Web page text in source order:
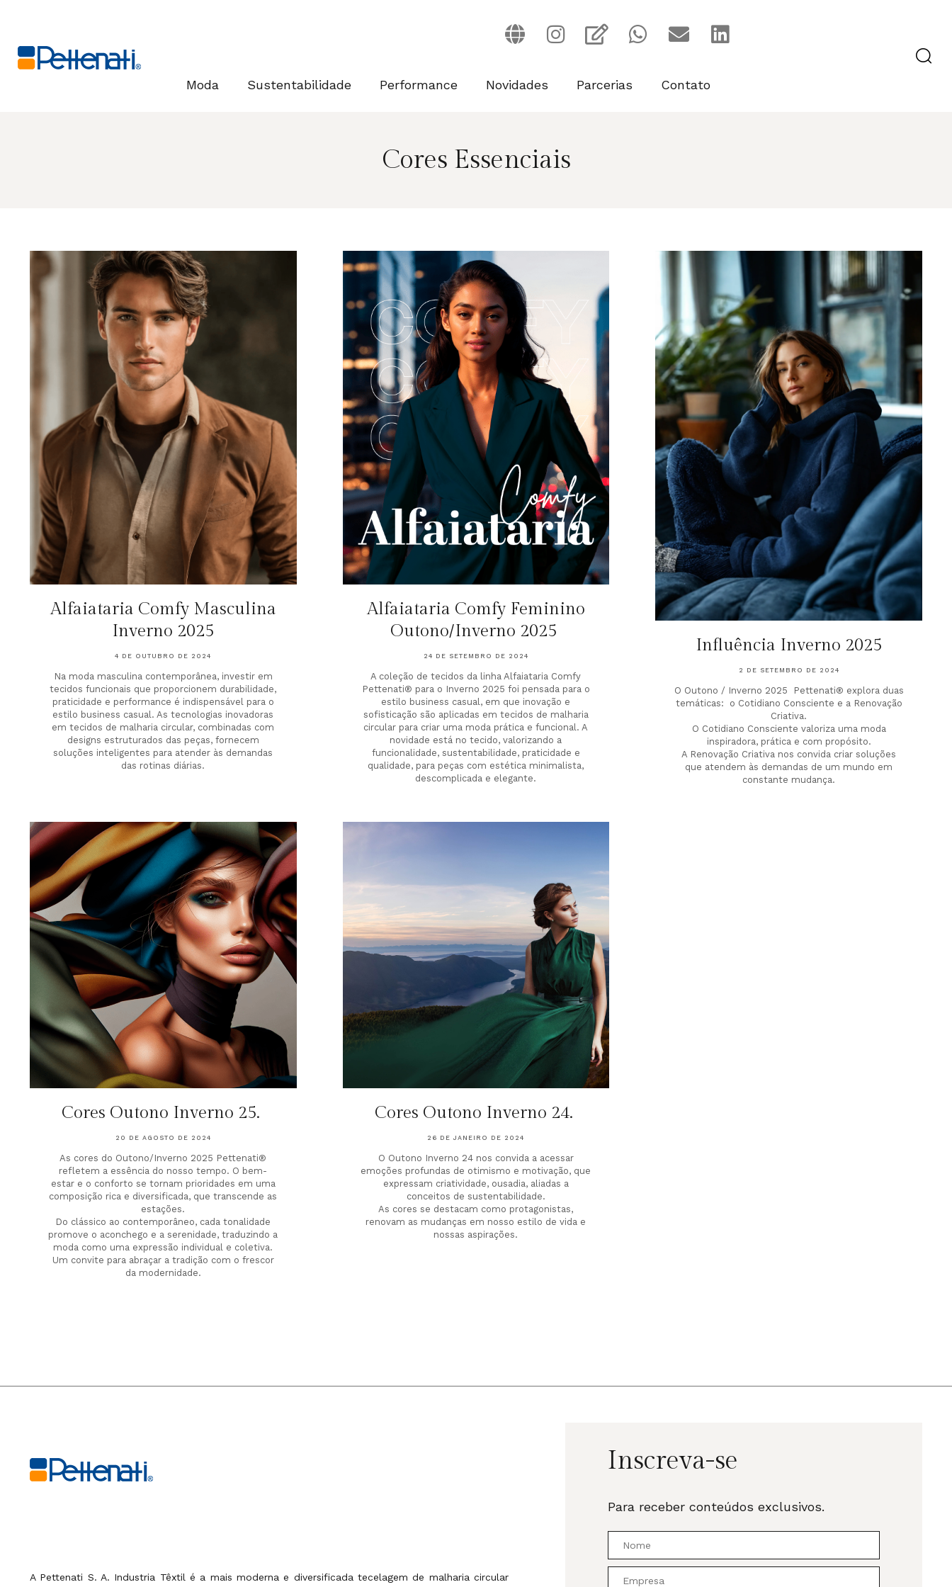
Moda Sustentabilidade Performance Novidades Parcerias Contato
Cores Essenciais
Alfaiataria Comfy Masculina
Inverno 2025
4 DE OUTUBRO DE 2024
Na moda masculina contemporânea, investir em
tecidos funcionais que proporcionem durabilidade,
praticidade e performance é indispensável para o
estilo business casual. As tecnologias inovadoras
em tecidos de malharia circular, combinadas com
designs estruturados das peças, fornecem
soluções inteligentes para atender às demandas
das rotinas diárias.
Alfaiataria Comfy Feminino
Outono/Inverno 2025
24 DE SETEMBRO DE 2024
A coleção de tecidos da linha Alfaiataria Comfy
Pettenati® para o Inverno 2025 foi pensada para o
estilo business casual, em que inovação e
sofisticação são aplicadas em tecidos de malharia
circular para criar uma moda prática e funcional. A
novidade está no tecido, valorizando a
funcionalidade, sustentabilidade, praticidade e
qualidade, para peças com estética minimalista,
descomplicada e elegante.
Influência Inverno 2025
2 DE SETEMBRO DE 2024
O Outono / Inverno 2025 Pettenati® explora duas
temáticas: o Cotidiano Consciente e a Renovação
Criativa.
O Cotidiano Consciente valoriza uma moda
inspiradora, prática e com propósito.
A Renovação Criativa nos convida criar soluções
que atendem às demandas de um mundo em
constante mudança.
Cores Outono Inverno 25.
20 DE AGOSTO DE 2024
As cores do Outono/Inverno 2025 Pettenati®
refletem a essência do nosso tempo. O bem-
estar e o conforto se tornam prioridades em uma
composição rica e diversificada, que transcende as
estações.
Do clássico ao contemporâneo, cada tonalidade
promove o aconchego e a serenidade, traduzindo a
moda como uma expressão individual e coletiva.
Um convite para abraçar a tradição com o frescor
da modernidade.
Cores Outono Inverno 24.
26 DE JANEIRO DE 2024
O Outono Inverno 24 nos convida a acessar
emoções profundas de otimismo e motivação, que
expressam criatividade, ousadia, aliadas a
conceitos de sustentabilidade.
As cores se destacam como protagonistas,
renovam as mudanças em nosso estilo de vida e
nossas aspirações.
A Pettenati S. A. Industria Têxtil é a mais moderna e diversificada tecelagem de malharia circular
Inscreva-se
Para receber conteúdos exclusivos.